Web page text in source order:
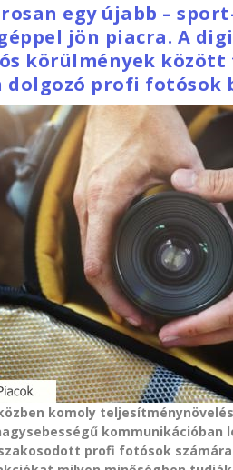
egy újabb –
jön piacra. A
körülmények
dolgozó profi fotósok
komoly
kommunikációban
profi fotósok